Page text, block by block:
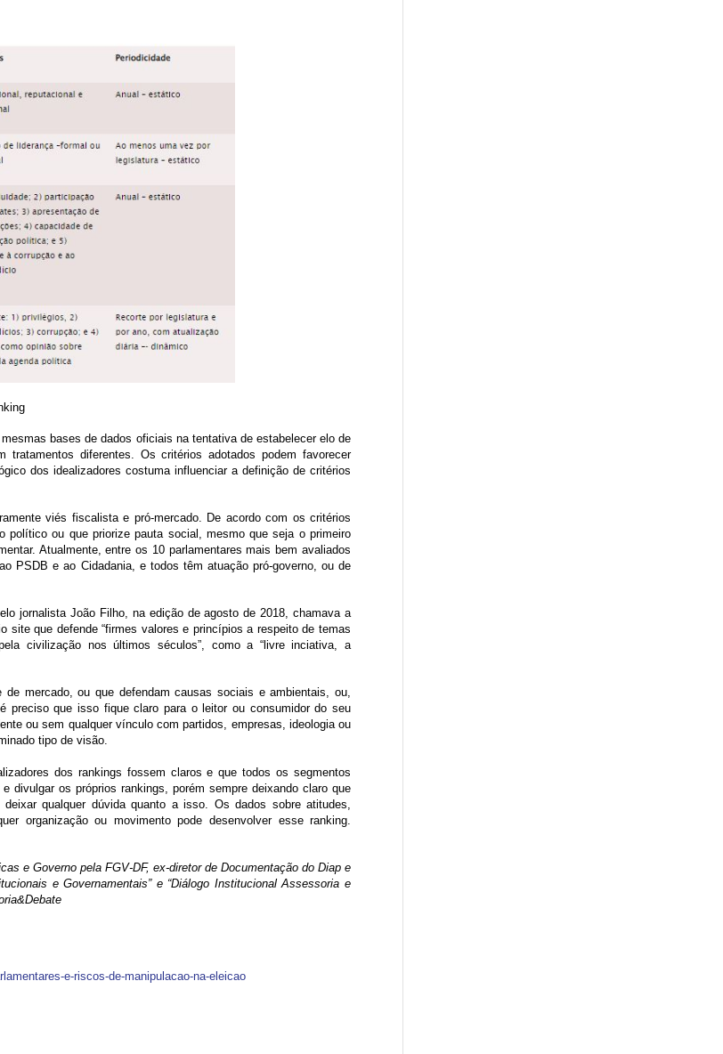
bases de dados oficiais na tentativa de estabelecer elo de
diferentes. Os critérios adotados podem favorecer
dos idealizadores costuma influenciar a definição de critérios
viés fiscalista e pró-mercado. De acordo com os critérios
político ou que priorize pauta social, mesmo que seja o primeiro
Atualmente, entre os 10 parlamentares mais bem avaliados
PSDB e ao Cidadania, e todos têm atuação pró-governo, ou de
jornalista João Filho, na edição de agosto de 2018, chamava a
que defende “firmes valores e princípios a respeito de temas
civilização nos últimos séculos”, como a “livre inciativa, a
mercado, ou que defendam causas sociais e ambientais, ou,
preciso que isso fique claro para o leitor ou consumidor do seu
ou sem qualquer vínculo com partidos, empresas, ideologia ou
tipo de visão.
dos rankings fossem claros e que todos os segmentos
divulgar os próprios rankings, porém sempre deixando claro que
qualquer dúvida quanto a isso. Os dados sobre atitudes,
organização ou movimento pode desenvolver esse ranking.
e Governo pela FGV-DF, ex-diretor de Documentação do Diap e
e Governamentais” e “Diálogo Institucional Assessoria e
e-riscos-de-manipulacao-na-eleicao